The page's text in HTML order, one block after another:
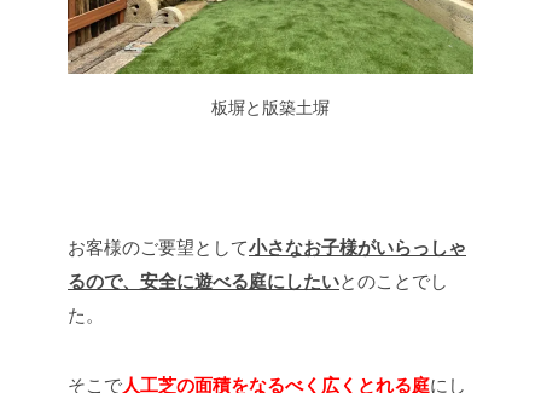
板塀と版築土塀
お客様のご要望として小さなお子様がいらっしゃ
るので、安全に遊べる庭にしたいとのことでし
た。
そこで人工芝の面積をなるべく広くとれる庭にし